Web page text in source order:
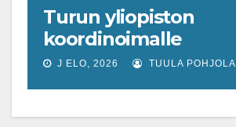
Turun yliopiston
koordinoimalle
tohtoriverkostolle 4,4
J ELO, 2026 TUULA POHJOLA